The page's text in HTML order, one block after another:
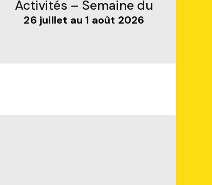
Activités – Semaine du
26 juillet au 1 août 2026